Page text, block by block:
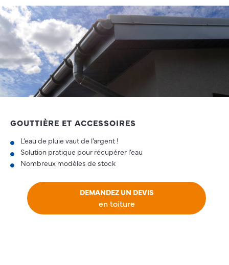
GOUTTIÈRE ET ACCESSOIRES
L’eau de pluie vaut de l’argent !
Solution pratique pour récupérer l’eau
Nombreux modèles de stock
DEMANDEZ UN DEVIS
en toiture